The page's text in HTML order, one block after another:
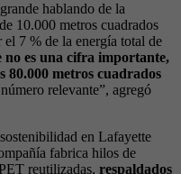
hablando de la
10.000 metros cuadrados
el 7 % de la energía total de
es una cifra importante,
80.000 metros cuadrados
relevante”, agregó
en Lafayette
fabrica hilos de
reutilizadas, respaldados